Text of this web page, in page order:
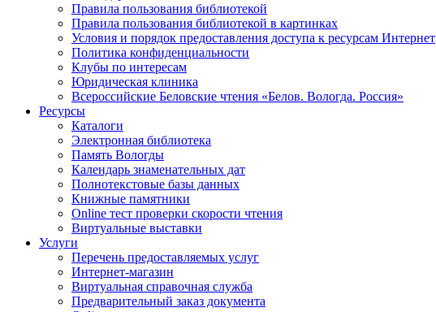
Правила пользования библиотекой
Правила пользования библиотекой в картинках
Условия и порядок предоставления доступа к ресурсам Интернет
Политика конфиденциальности
Клубы по интересам
Юридическая клиника
Всероссийские Беловские чтения «Белов. Вологда. Россия»
Ресурсы
Каталоги
Электронная библиотека
Память Вологды
Календарь знаменательных дат
Полнотекстовые базы данных
Книжные памятники
Online тест проверки скорости чтения
Виртуальные выставки
Услуги
Перечень предоставляемых услуг
Интернет-магазин
Виртуальная справочная служба
Предварительный заказ документа